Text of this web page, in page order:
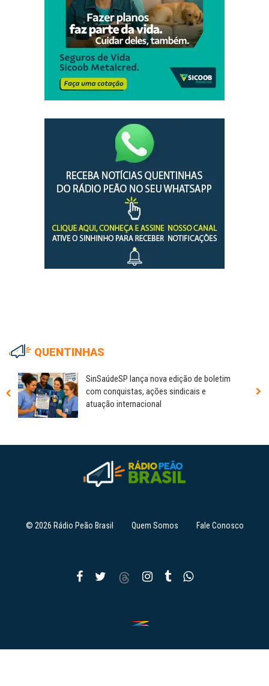
QUENTINHAS
SinSaúdeSP lança nova edição de boletim
com conquistas, ações sindicais e
atuação internacional
© 2026 Rádio Peão Brasil Quem Somos Fale Conosco